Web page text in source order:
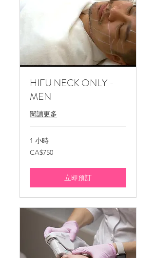
HIFU NECK ONLY -
MEN
閱讀更多
1 小時
750
加
大
CA$750
立即預訂